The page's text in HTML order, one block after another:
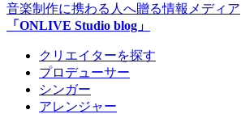
音楽制作に携わる人へ贈る情報メディア
「ONLIVE Studio blog」
クリエイターを探す
プロデューサー
シンガー
アレンジャー